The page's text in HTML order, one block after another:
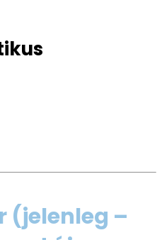
(jelenleg –